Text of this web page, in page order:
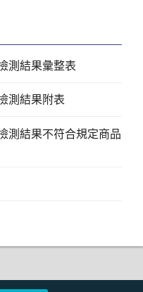
測結果彙整表
測結果附表
測結果不符合規定商品